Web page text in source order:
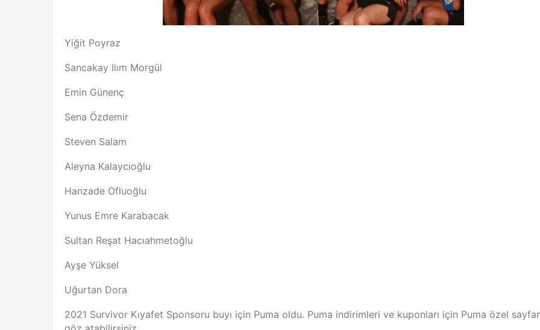
Yiğit Poyraz
Sancakay Ilım Morgül
Emin Günenç
Sena Özdemir
Steven Salam
Aleyna Kalaycıoğlu
Hanzade Ofluoğlu
Yunus Emre Karabacak
Sultan Reşat Hacıahmetoğlu
Ayşe Yüksel
Uğurtan Dora
2021 Survivor Kıyafet Sponsoru buyı için Puma oldu. Puma indirimleri ve kuponları için Puma özel